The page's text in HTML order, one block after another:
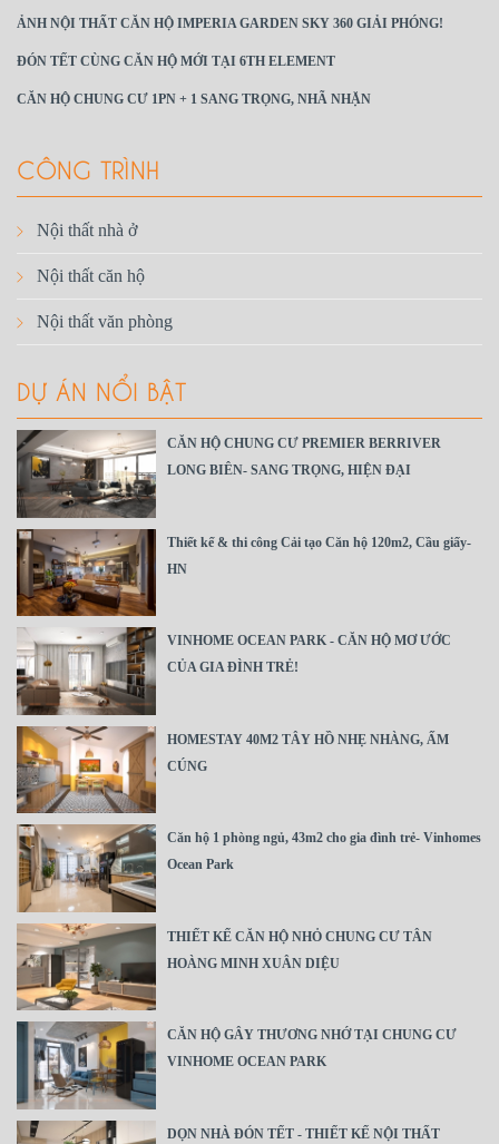
ẢNH NỘI THẤT CĂN HỘ IMPERIA GARDEN SKY 360 GIẢI PHÓNG!
ĐÓN TẾT CÙNG CĂN HỘ MỚI TẠI 6TH ELEMENT
CĂN HỘ CHUNG CƯ 1PN + 1 SANG TRỌNG, NHÃ NHẶN
CÔNG TRÌNH
Nội thất nhà ở
Nội thất căn hộ
Nội thất văn phòng
DỰ ÁN NỔI BẬT
CĂN HỘ CHUNG CƯ PREMIER BERRIVER
LONG BIÊN- SANG TRỌNG, HIỆN ĐẠI
Thiết kế & thi công Cải tạo Căn hộ 120m2, Cầu giấy-
HN
VINHOME OCEAN PARK - CĂN HỘ MƠ ƯỚC
CỦA GIA ĐÌNH TRẺ!
HOMESTAY 40M2 TÂY HỒ NHẸ NHÀNG, ẤM
CÚNG
Căn hộ 1 phòng ngủ, 43m2 cho gia đình trẻ- Vinhomes
Ocean Park
THIẾT KẾ CĂN HỘ NHỎ CHUNG CƯ TÂN
HOÀNG MINH XUÂN DIỆU
CĂN HỘ GÂY THƯƠNG NHỚ TẠI CHUNG CƯ
VINHOME OCEAN PARK
DỌN NHÀ ĐÓN TẾT - THIẾT KẾ NỘI THẤT